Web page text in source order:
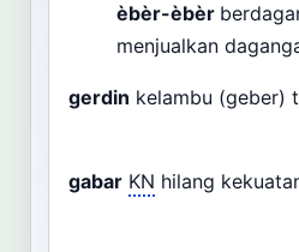
èbèr-èbèr
menjualkan
gerdin kelambu (geber)
gabar KN hilang